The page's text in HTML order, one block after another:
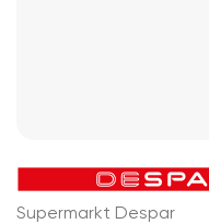
Supermarkt Despar